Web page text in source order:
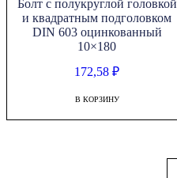
Болт с полукруглой головкой
и квадратным подголовком
DIN 603 оцинкованный
10×180
172,58₽
В КОРЗИНУ